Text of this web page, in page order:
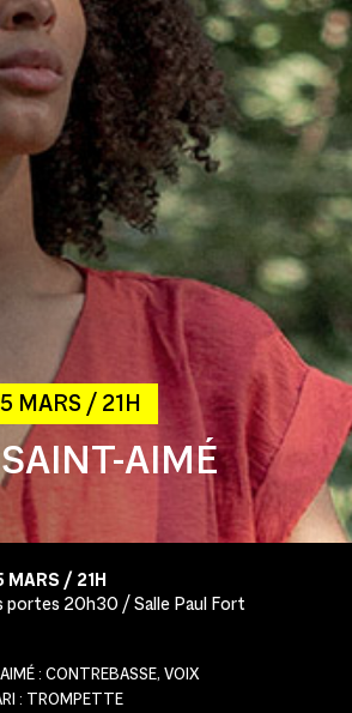
MARS / 21H
AIMÉ
MARS / 21H
portes 20h30 / Salle Paul Fort
: CONTREBASSE, VOIX
: TROMPETTE